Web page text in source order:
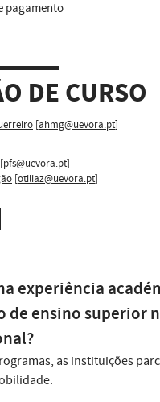
pagamento
DE CURSO
[ahmg@uevora.pt]
[pfs@uevora.pt]
[otiliaz@uevora.pt]
experiência
de ensino superior
as instituições